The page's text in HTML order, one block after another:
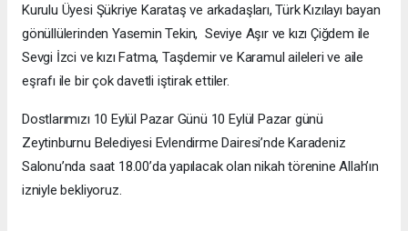
Kurulu Üyesi Şükriye Karataş ve arkadaşları, Türk Kızılayı bayan
gönüllülerinden Yasemin Tekin, Seviye Aşır ve kızı Çiğdem ile
Sevgi İzci ve kızı Fatma, Taşdemir ve Karamul aileleri ve aile
eşrafı ile bir çok davetli iştirak ettiler.
Dostlarımızı 10 Eylül Pazar Günü 10 Eylül Pazar günü
Zeytinburnu Belediyesi Evlendirme Dairesi’nde Karadeniz
Salonu’nda saat 18.00’da yapılacak olan nikah törenine Allah’ın
izniyle bekliyoruz.